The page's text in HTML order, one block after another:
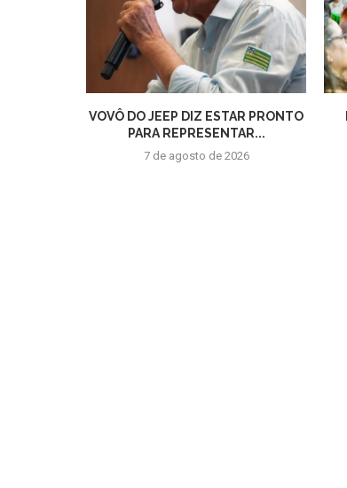
VOVÔ DO JEEP DIZ ESTAR PRONTO
PARA REPRESENTAR...
7 de agosto de 2026